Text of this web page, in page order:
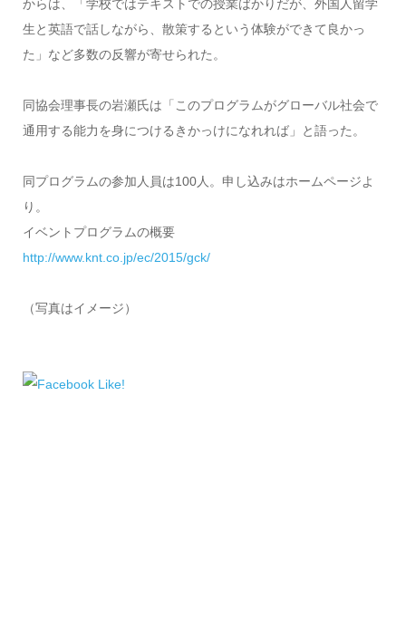
からは、「学校ではテキストでの授業ばかりだが、外国人留学
生と英語で話しながら、散策するという体験ができて良かっ
た」など多数の反響が寄せられた。
同協会理事長の岩瀬氏は「このプログラムがグローバル社会で
通用する能力を身につけるきかっけになれれば」と語った。
同プログラムの参加人員は100人。申し込みはホームページよ
り。
イベントプログラムの概要
http://www.knt.co.jp/ec/2015/gck/
（写真はイメージ）